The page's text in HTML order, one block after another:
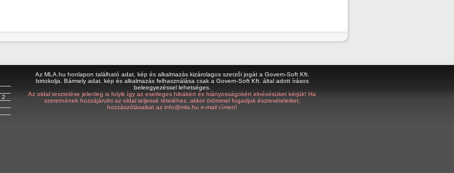
2
Az MLA.hu honlapon található adat, kép és alkalmazás kizárolagos szerzői jogát a Govern-Soft Kft.
birtokolja. Bármely adat, kép és alkalmazás felhasználása csak a Govern-Soft Kft. által adott írásos
beleegyezéssel lehetséges.
Az oldal tesztelése jelenleg is folyik így az esetleges hibákért és hiányosságokért elnézésüket kérjük! Ha
szeretnének hozzájárulni az oldal teljessé tételéhez, akkor örömmel fogadjuk észrevételeiket,
hozzászólásaikat az info@mla.hu e-mail címen!